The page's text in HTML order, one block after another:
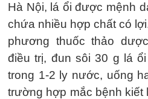
Hà Nội, lá ổi được mệnh
chứa nhiều hợp chất có
phương thuốc thảo
điều trị, đun sôi 30 g lá
trong 1-2 ly nước, uống
trường hợp mắc bệnh kiết